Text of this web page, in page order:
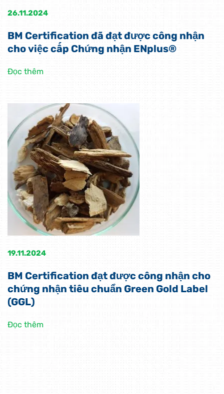
26.11.2024
BM Certification đã đạt được công nhận
cho việc cấp Chứng nhận ENplus®
Đọc thêm
19.11.2024
BM Certification đạt được công nhận cho
chứng nhận tiêu chuẩn Green Gold Label
(GGL)
Đọc thêm